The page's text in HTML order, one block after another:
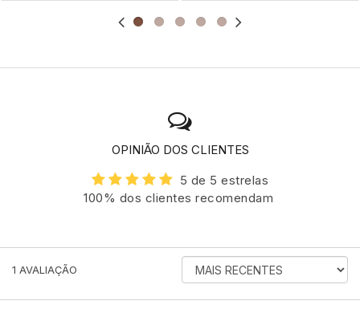
OPINIÃO DOS CLIENTES
5 de 5 estrelas
100% dos clientes recomendam
1 AVALIAÇÃO
ORDENAR
AVALIAÇÕES